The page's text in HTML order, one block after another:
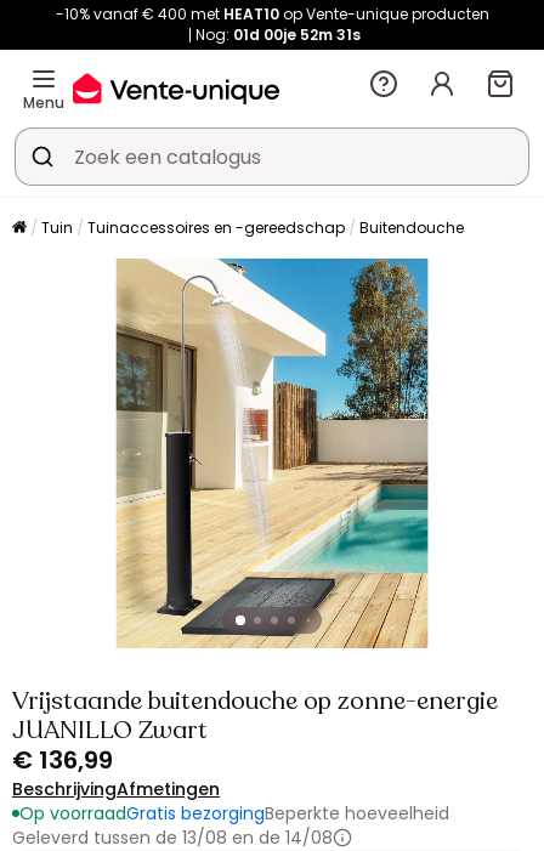
-10% vanaf € 400 met HEAT10op Vente-unique producten
Nog: 01d 00je 52m 31s
Menu
Tuin Tuinaccessoires en -gereedschap Buitendouche
Vrijstaande buitendouche op zonne-energie
JUANILLO Zwart
€ 136,99
BeschrijvingAfmetingen
Op voorraadGratis bezorgingBeperkte hoeveelheid
Geleverd tussen de 13/08 en de 14/08